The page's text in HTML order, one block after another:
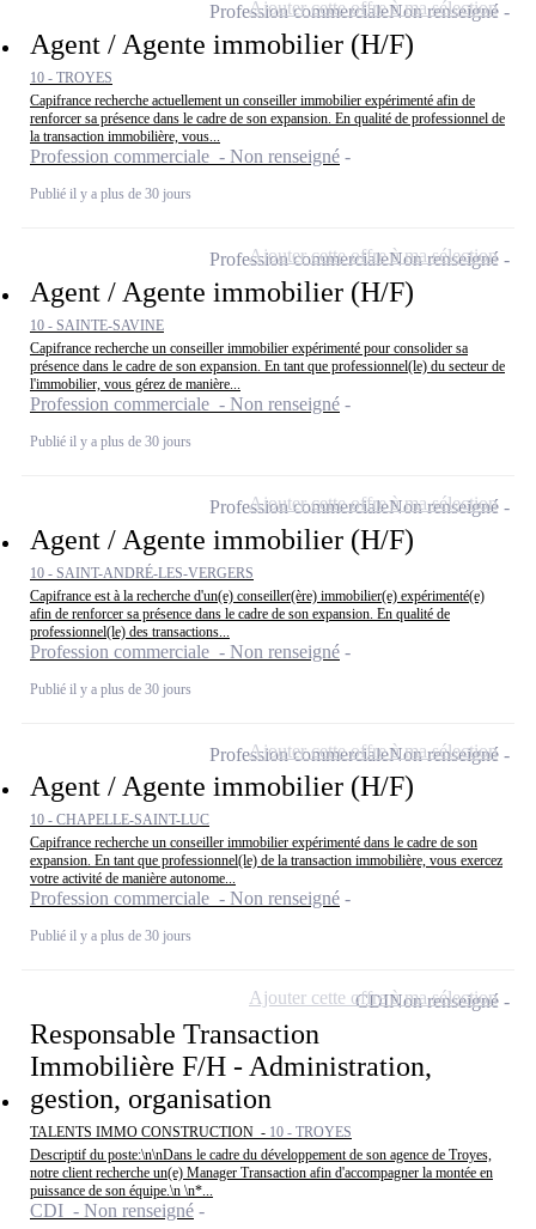
Agent / Agente immobilier (H/F)
10 - TROYES
Capifrance recherche actuellement un conseiller immobilier expérimenté afin de
renforcer sa présence dans le cadre de son expansion. En qualité de professionnel de
la transaction immobilière, vous...
Profession commerciale - Non renseigné
Publié il y a plus de 30 jours
Profession commercialeNon renseigné
Ajouter cette offre à ma sélection
Agent / Agente immobilier (H/F)
10 - SAINTE-SAVINE
Capifrance recherche un conseiller immobilier expérimenté pour consolider sa
présence dans le cadre de son expansion. En tant que professionnel(le) du secteur de
l'immobilier, vous gérez de manière...
Profession commerciale - Non renseigné
Publié il y a plus de 30 jours
Profession commercialeNon renseigné
Ajouter cette offre à ma sélection
Agent / Agente immobilier (H/F)
10 - SAINT-ANDRÉ-LES-VERGERS
Capifrance est à la recherche d'un(e) conseiller(ère) immobilier(e) expérimenté(e)
afin de renforcer sa présence dans le cadre de son expansion. En qualité de
professionnel(le) des transactions...
Profession commerciale - Non renseigné
Publié il y a plus de 30 jours
Profession commercialeNon renseigné
Ajouter cette offre à ma sélection
Agent / Agente immobilier (H/F)
10 - CHAPELLE-SAINT-LUC
Capifrance recherche un conseiller immobilier expérimenté dans le cadre de son
expansion. En tant que professionnel(le) de la transaction immobilière, vous exercez
votre activité de manière autonome...
Profession commerciale - Non renseigné
Publié il y a plus de 30 jours
Profession commercialeNon renseigné
Ajouter cette offre à ma sélection
Responsable Transaction
Immobilière F/H - Administration,
gestion, organisation
TALENTS IMMO CONSTRUCTION - 10 - TROYES
Descriptif du poste:\n\nDans le cadre du développement de son agence de Troyes,
notre client recherche un(e) Manager Transaction afin d'accompagner la montée en
puissance de son équipe.\n \n*...
CDI - Non renseigné
CDINon renseigné
Ajouter cette offre à ma sélection